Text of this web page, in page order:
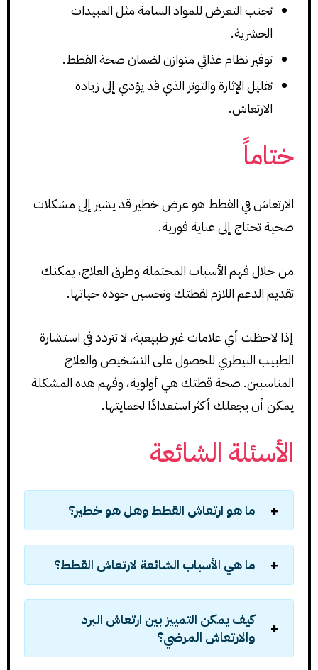
تجنب التعرض للمواد السامة مثل المبيدات
الحشرية.
توفير نظام غذائي متوازن لضمان صحة القطط.
تقليل الإثارة والتوتر الذي قد يؤدي إلى زيادة
الارتعاش.
ختاماً
الارتعاش في القطط هو عرض خطير قد يشير إلى مشكلات
صحية تحتاج إلى عناية فورية.
من خلال فهم الأسباب المحتملة وطرق العلاج، يمكنك
تقديم الدعم اللازم لقطتك وتحسين جودة حياتها.
إذا لاحظت أي علامات غير طبيعية، لا تتردد في استشارة
الطبيب البيطري للحصول على التشخيص والعلاج
المناسبين. صحة قطتك هي أولوية، وفهم هذه المشكلة
يمكن أن يجعلك أكثر استعدادًا لحمايتها.
الأسئلة الشائعة
ما هو ارتعاش القطط وهل هو خطير؟
ما هي الأسباب الشائعة لارتعاش القطط؟
كيف يمكن التمييز بين ارتعاش البرد
والارتعاش المرضي؟